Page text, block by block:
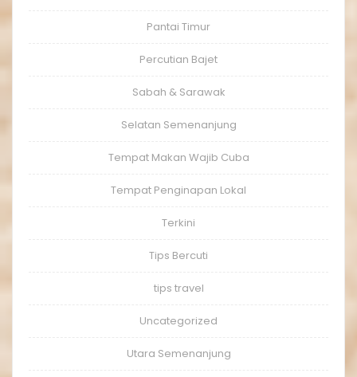
Pantai Timur
Percutian Bajet
Sabah & Sarawak
Selatan Semenanjung
Tempat Makan Wajib Cuba
Tempat Penginapan Lokal
Terkini
Tips Bercuti
tips travel
Uncategorized
Utara Semenanjung